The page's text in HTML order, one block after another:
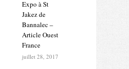
Expo à St
Jakez de
Bannalec –
Article Ouest
France
juillet 28, 2017